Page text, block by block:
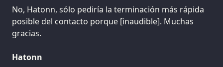
No, Hatonn, sólo pediría la terminación más rápida
posible del contacto porque [inaudible]. Muchas
gracias.
Hatonn